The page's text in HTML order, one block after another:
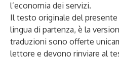
l’economia dei servizi.
Il testo originale del
lingua di partenza, è la
traduzioni sono offerte
lettore e devono rinviare al